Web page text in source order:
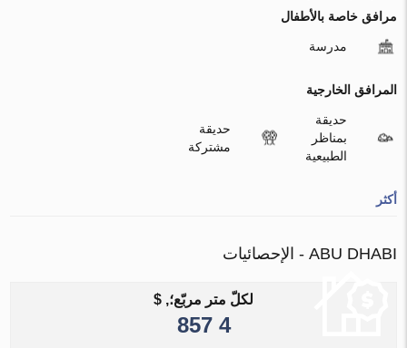
مرافق خاصة بالأطفال
مدرسة
المرافق الخارجية
حديقة
بمناظر
الطبيعية
حديقة
مشتركة
أكثر
ABU DHABI - الإحصائيات
لكلّ متر مربّع؛, $
4 857